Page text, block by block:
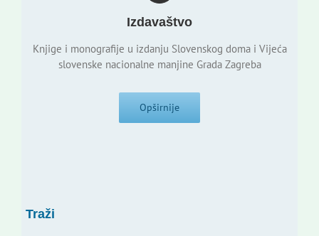
Izdavaštvo
Knjige i monografije u izdanju Slovenskog doma i Vijeća
slovenske nacionalne manjine Grada Zagreba
Opširnije
Traži